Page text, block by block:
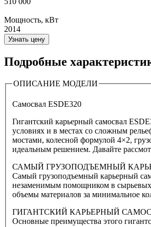
Мощность, кВт
2014
Узнать цену
Подробные
ОПИСАНИЕ МОДЕЛИ
Самосвал ESDE320
Гигантский карьерный самосвал
условиях и в местах со сложным
мостами, колесной формулой 4×2,
идеальным решением. Давайте
САМЫЙ ГРУЗОПОДЪЕМНЫЙ
Самый грузоподъемный карьерный
незаменимым помощником в сырьевых
объемы материалов за минимальное
ГИГАНТСКИЙ КАРЬЕРНЫЙ
Основные преимущества этого